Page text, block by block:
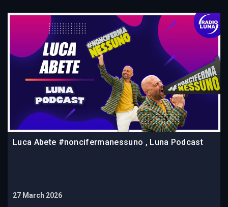
Luca Abete #noncifermanessuno , Luna Podcast
27 March 2026